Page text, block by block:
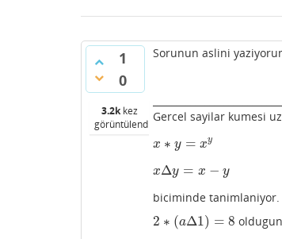
1
0
3.2kkez
görüntülendi
Sorunun aslini
Gercel sayilar kumesi
x ∗ y = xy
x∗y =x y
xΔy = x − y
xΔ y= x− y
biciminde tanimlaniyor.
2 ∗ (aΔ1) = 8
2 ∗( aΔ1)=8